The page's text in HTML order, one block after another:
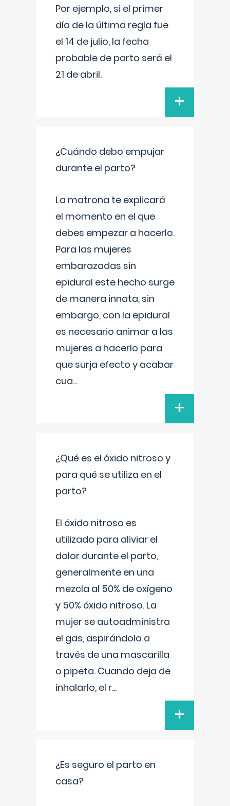
Por ejemplo, si el primer
día de la última regla fue
el 14 de julio, la fecha
probable de parto será el
21 de abril.
+
¿Cuándo debo empujar
durante el parto?
La matrona te explicará
el momento en el que
debes empezar a hacerlo.
Para las mujeres
embarazadas sin
epidural este hecho surge
de manera innata, sin
embargo, con la epidural
es necesario animar a las
mujeres a hacerlo para
que surja efecto y acabar
cua...
+
¿Qué es el óxido nitroso y
para qué se utiliza en el
parto?
El óxido nitroso es
utilizado para aliviar el
dolor durante el parto,
generalmente en una
mezcla al 50% de oxígeno
y 50% óxido nitroso. La
mujer se autoadministra
el gas, aspirándolo a
través de una mascarilla
o pipeta. Cuando deja de
inhalarlo, el r...
+
¿Es seguro el parto en
casa?